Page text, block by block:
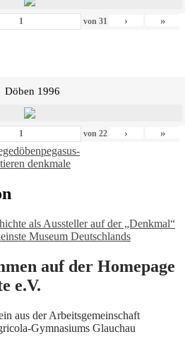
von 31 › »
Döben 1996
von 22 › »
döbenpegasus-
denkmale
als Aussteller auf der „Denkmal“
Museum Deutschlands
auf der Homepage
e.V.
aus der Arbeitsgemeinschaft
Gymnasiums Glauchau